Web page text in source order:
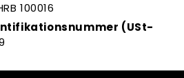
100016
(USt-